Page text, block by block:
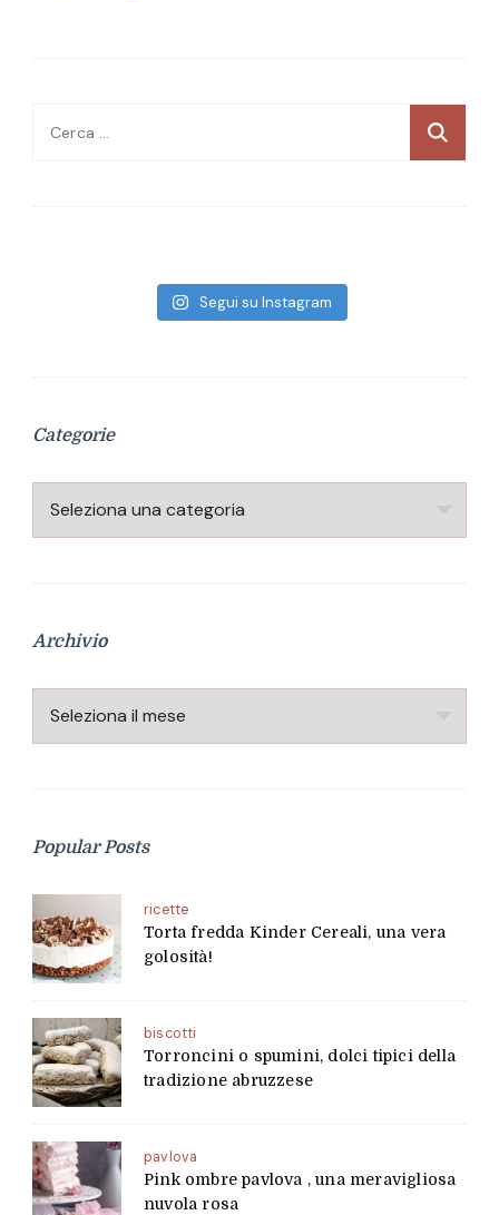
Ricerca
Segui su Instagram
Categorie
Categorie
Archivio
Archivio
Popular Posts
ricette
Torta fredda Kinder Cereali, una vera
golosità!
biscotti
Torroncini o spumini, dolci tipici della
tradizione abruzzese
pavlova
Pink ombre pavlova , una meravigliosa
nuvola rosa